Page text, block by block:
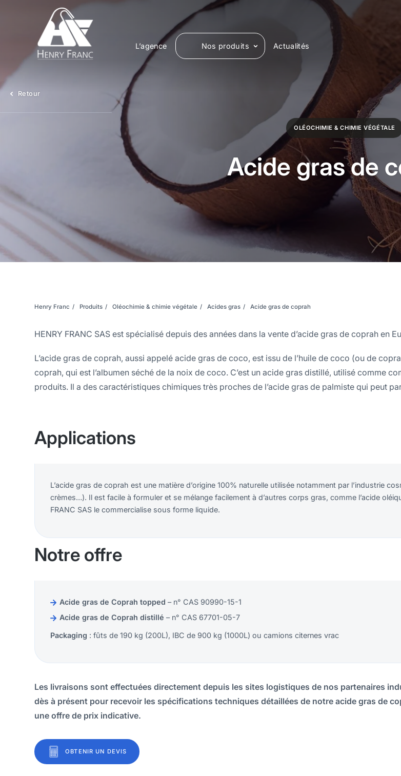
L’agence Nos produits Actualités
Retour
OLÉOCHIMIE & CHIMIE VÉGÉTALE
Acide gras de
Henry Franc Produits Oléochimie & chimie végétale Acides gras Acide gras de coprah
HENRY FRANC SAS est spécialisé depuis des années dans la vente d’acide gras de coprah en
L’acide gras de coprah, aussi appelé acide gras de coco, est issu de l’huile de coco (ou de
coprah, qui est l’albumen séché de la noix de coco. C’est un acide gras distillé, utilisé comme
produits. Il a des caractéristiques chimiques très proches de l’acide gras de palmiste qui peut
Applications
L’acide gras de coprah est une matière d’origine 100% naturelle utilisée notamment par l’industrie
crèmes…). Il est facile à formuler et se mélange facilement à d’autres corps gras, comme l’acide
FRANC SAS le commercialise sous forme liquide.
Notre offre
Acide gras de Coprah topped – n° CAS 90990-15-1
Acide gras de Coprah distillé – n° CAS 67701-05-7
Packaging : fûts de 190 kg (200L), IBC de 900 kg (1000L) ou camions citernes vrac
Les livraisons sont effectuées directement depuis les sites logistiques de nos partenaires
dès à présent pour recevoir les spécifications techniques détaillées de notre acide gras de
une offre de prix indicative.
OBTENIR UN DEVIS